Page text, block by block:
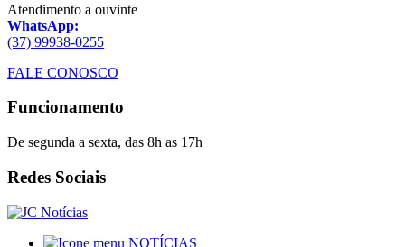
Atendimento a ouvinte
WhatsApp:
(37) 99938-0255
FALE CONOSCO
Funcionamento
De segunda a sexta, das 8h as 17h
Redes Sociais
NOTÍCIAS